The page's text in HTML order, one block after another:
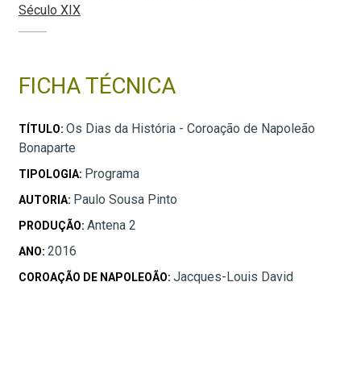
Século XIX
FICHA TÉCNICA
TÍTULO: Os Dias da História - Coroação de Napoleão
Bonaparte
TIPOLOGIA: Programa
AUTORIA: Paulo Sousa Pinto
PRODUÇÃO: Antena 2
ANO: 2016
COROAÇÃO DE NAPOLEOÃO: Jacques-Louis David